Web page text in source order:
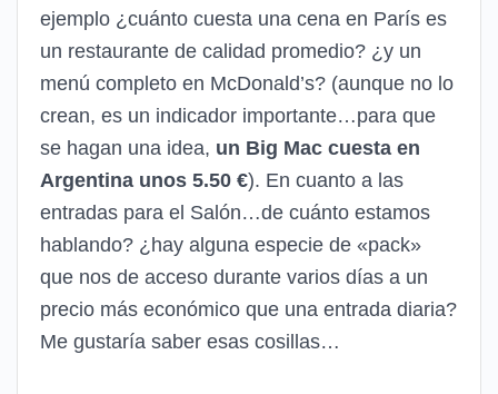
ejemplo ¿cuánto cuesta una cena en París es
un restaurante de calidad promedio? ¿y un
menú completo en McDonald’s? (aunque no lo
crean, es un indicador importante…para que
se hagan una idea, un Big Mac cuesta en
Argentina unos 5.50 €). En cuanto a las
entradas para el Salón…de cuánto estamos
hablando? ¿hay alguna especie de «pack»
que nos de acceso durante varios días a un
precio más económico que una entrada diaria?
Me gustaría saber esas cosillas…